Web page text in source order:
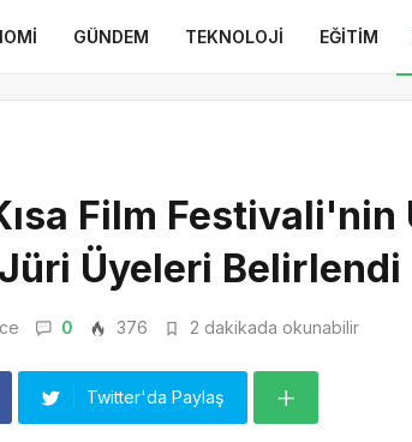
GÜNDEM TEKNOLOJI EĞITIM
Film Festivali'nin
Üyeleri Belirlendi
0 376 2 dakikada okunabilir
Twitter'da Paylaş